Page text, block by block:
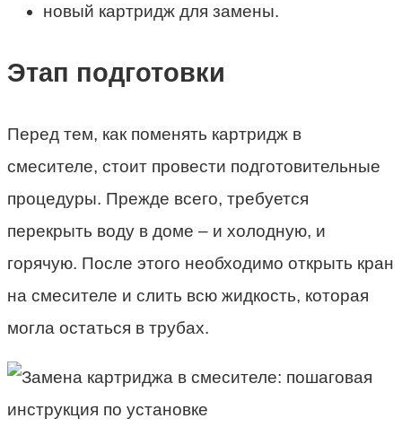
новый картридж для замены.
Этап подготовки
Перед тем, как поменять картридж в
смесителе, стоит провести подготовительные
процедуры. Прежде всего, требуется
перекрыть воду в доме – и холодную, и
горячую. После этого необходимо открыть кран
на смесителе и слить всю жидкость, которая
могла остаться в трубах.